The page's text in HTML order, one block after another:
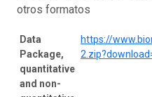
otros formatos
Data
Package,
quantitative
and non-
https://